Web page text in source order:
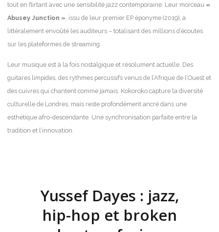
tout en flirtant avec une sensibilité jazz contemporaine. Leur morceau «
Abusey Junction » , issu de leur premier EP éponyme (2019), a
littéralement envoûté les auditeurs – totalisant des millions d’écoutes
sur les plateformes de streaming.
Leur musique est à la fois nostalgique et résolument actuelle. Des
guitares limpides, des rythmes percussifs venus de l’Afrique de l’Ouest et
des cuivres qui chantent comme jamais. Kokoroko capture la diversité
culturelle de Londres, mais reste profondément ancré dans une
esthétique afro-descendante. Une synchronisation parfaite entre la
tradition et l’innovation.
Yussef Dayes : jazz,
hip-hop et broken